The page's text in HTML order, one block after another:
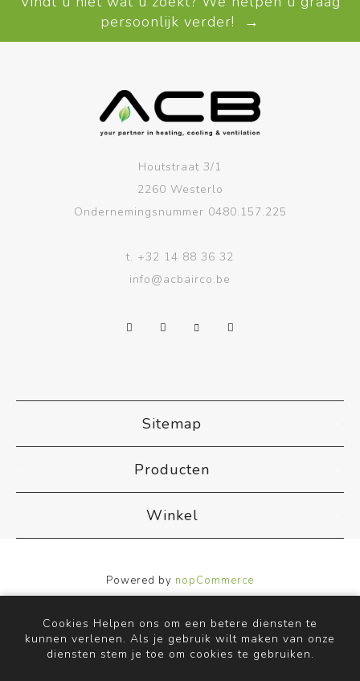
persoonlijk verder! →
Houtstraat 3/1
2260 Westerlo
Ondernemingsnummer 0480.157.225
t. +32 14 88 36 32
info@acbairco.be
Sitemap
Producten
Winkel
Powered by nopCommerce
Designed byNop-Templates.com
Copyright ; 2026 ACB Airco. Alle rechten voorbehouden.
Cookies Helpen ons om een betere diensten te
kunnen verlenen. Als je gebruik wilt maken van onze
diensten stem je toe om cookies te gebruiken.